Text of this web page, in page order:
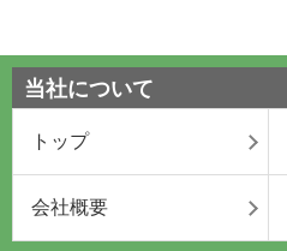
当社について
トップ
会社概要